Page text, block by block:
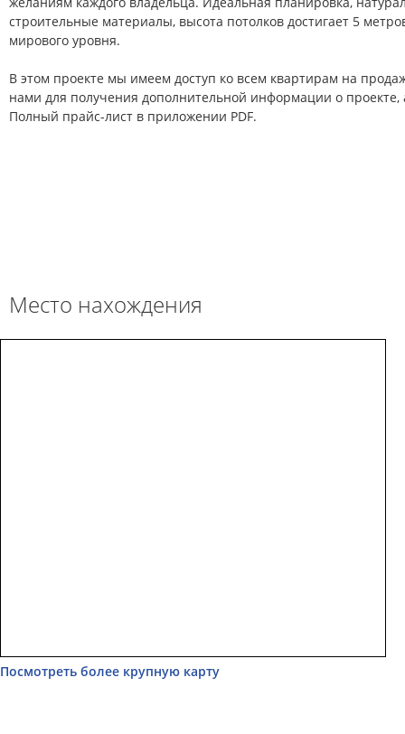
строительные материалы, высота потолков достигает 5
мирового уровня.
В этом проекте мы имеем доступ ко всем квартирам на
нами для получения дополнительной информации о проекте,
Полный прайс-лист в приложении PDF.
Место нахождения
Посмотреть более крупную карту